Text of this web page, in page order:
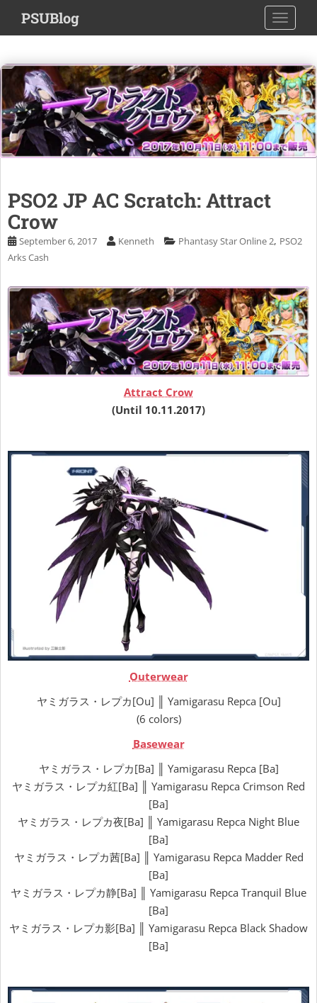
i
t
o
m
a
i
n
PSUBlog
PSO2 JP AC Scratch: Attract
Crow
September 6, 2017 Kenneth Phantasy Star Online 2, PSO2
Arks Cash
Attract Crow
(Until 10.11.2017)
Outerwear
ヤミガラス・レプカ[Ou] ║ Yamigarasu Repca [Ou]
(6 colors)
Basewear
ヤミガラス・レプカ[Ba] ║ Yamigarasu Repca [Ba]
ヤミガラス・レプカ紅[Ba] ║ Yamigarasu Repca Crimson Red
[Ba]
ヤミガラス・レプカ夜[Ba] ║ Yamigarasu Repca Night Blue
[Ba]
ヤミガラス・レプカ茜[Ba] ║ Yamigarasu Repca Madder Red
[Ba]
ヤミガラス・レプカ静[Ba] ║ Yamigarasu Repca Tranquil Blue
[Ba]
ヤミガラス・レプカ影[Ba] ║ Yamigarasu Repca Black Shadow
[Ba]